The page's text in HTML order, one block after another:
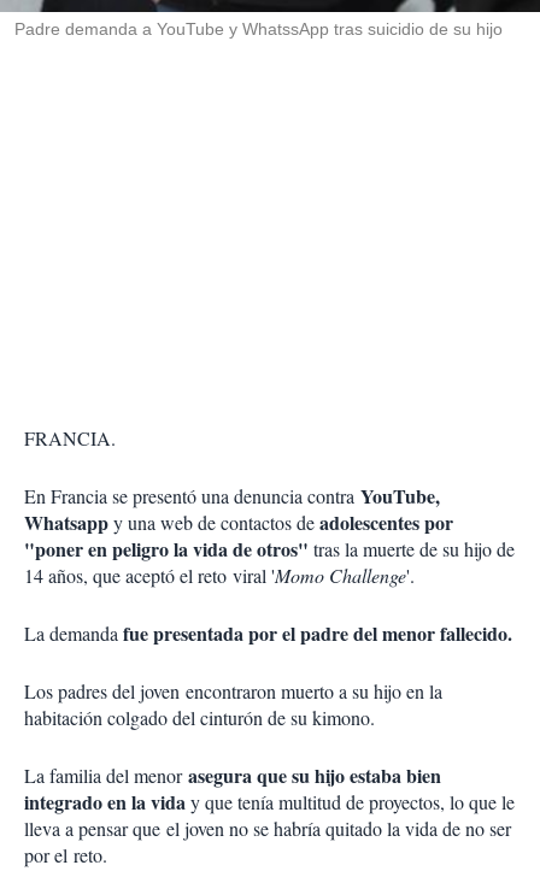
Padre demanda a YouTube y WhatssApp tras suicidio de su hijo
FRANCIA.
En Francia se presentó una denuncia contra YouTube,
Whatsappy una web de contactos deadolescentes por
"poner en peligro la vida de otros" tras la muerte de su hijo de
14 años, que aceptó el reto viral 'Momo Challenge'.
La demandafue presentada por el padre del menor fallecido.
Los padres del joven encontraron muerto a su hijo en la
habitación colgado del cinturón de su kimono.
La familia del menorasegura que su hijo estaba bien
integrado en la viday que tenía multitud de proyectos, lo que le
lleva a pensar que el joven no se habría quitado la vida de no ser
por el reto.